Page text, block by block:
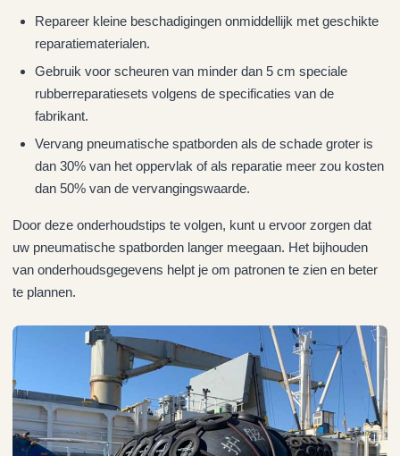
Repareer kleine beschadigingen onmiddellijk met geschikte
reparatiematerialen.
Gebruik voor scheuren van minder dan 5 cm speciale
rubberreparatiesets volgens de specificaties van de
fabrikant.
Vervang pneumatische spatborden als de schade groter is
dan 30% van het oppervlak of als reparatie meer zou kosten
dan 50% van de vervangingswaarde.
Door deze onderhoudstips te volgen, kunt u ervoor zorgen dat
uw pneumatische spatborden langer meegaan. Het bijhouden
van onderhoudsgegevens helpt je om patronen te zien en beter
te plannen.